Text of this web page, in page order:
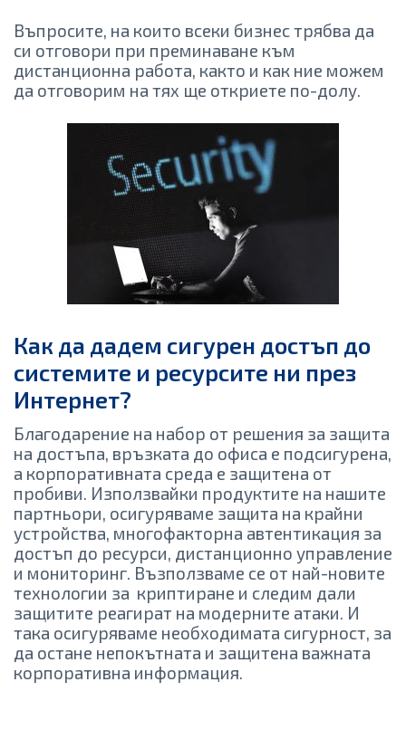
Въпросите, на които всеки бизнес трябва да
си отговори при преминаване към
дистанционна работа, както и как ние можем
да отговорим на тях ще откриете по-долу.
Как да дадем сигурен достъп до
системите и ресурсите ни през
Интернет?
Благодарение на набор от решения за защита
на достъпа, връзката до офиса е подсигурена,
а корпоративната среда е защитена от
пробиви. Използвайки продуктите на нашите
партньори, осигуряваме защита на крайни
устройства, многофакторна автентикация за
достъп до ресурси, дистанционно управление
и мониторинг. Възползваме се от най-новите
технологии за криптиране и следим дали
защитите реагират на модерните атаки. И
така осигуряваме необходимата сигурност, за
да остане непокътната и защитена важната
корпоративна информация.